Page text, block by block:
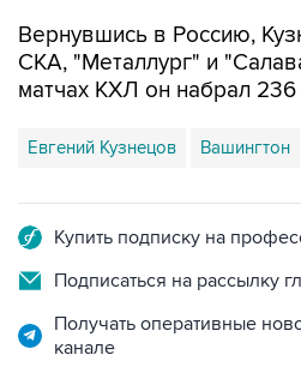
Вернувшись в Россию,
СКА, "Металлург" и
матчах КХЛ он набрал 236
Евгений Кузнецов Вашингтон
Купить подписку на
Подписаться на рассылку
Получать оперативные
канале